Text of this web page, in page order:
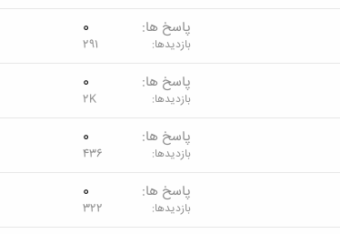
پاسخ ها 0
بازدیدها 291
پاسخ ها 0
بازدیدها 2K
پاسخ ها 0
بازدیدها 436
پاسخ ها 0
بازدیدها 322